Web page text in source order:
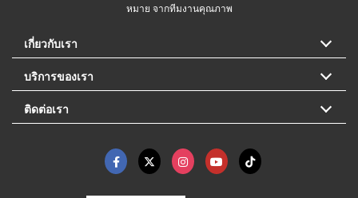
หมาย จากทีมงานคุณภาพ
เกี่ยวกับเรา
บริการของเรา
ติดต่อเรา